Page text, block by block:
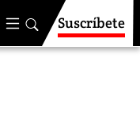
Suscríbete